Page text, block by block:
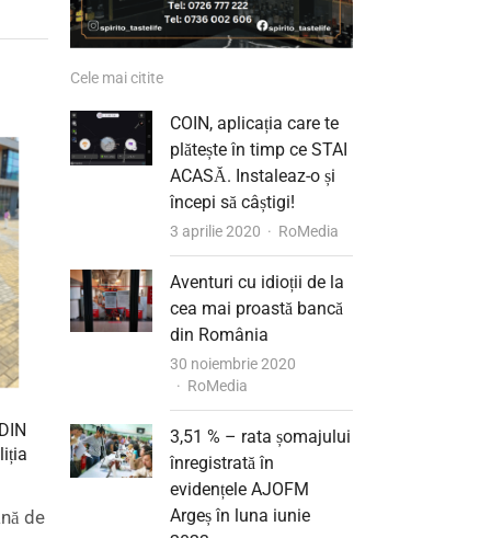
de
Cele mai citite
COIN, aplicația care te
plătește în timp ce STAI
ACASĂ. Instaleaz-o și
începi să câștigi!
3 aprilie 2020 Author
RoMedia
Aventuri cu idioții de la
cea mai proastă bancă
din România
30 noiembrie 2020
Author
RoMedia
3,51 % – rata șomajului
înregistrată în
evidențele AJOFM
Argeș în luna iunie